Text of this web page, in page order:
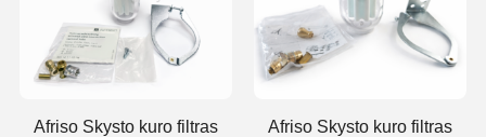
Afriso Skysto kuro filtras
Afriso Skysto kuro filtras